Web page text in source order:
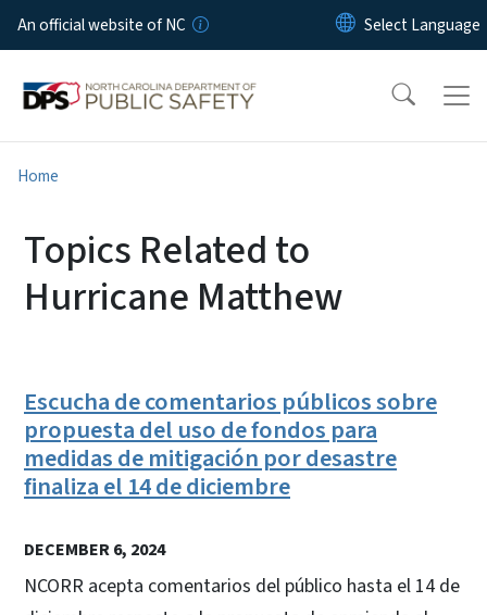
Skip to main content
An official website of NC
Home
Topics Related to
Hurricane Matthew
Escucha de comentarios públicos sobre
propuesta del uso de fondos para
medidas de mitigación por desastre
finaliza el 14 de diciembre
DECEMBER 6, 2024
NCORR acepta comentarios del público hasta el 14 de